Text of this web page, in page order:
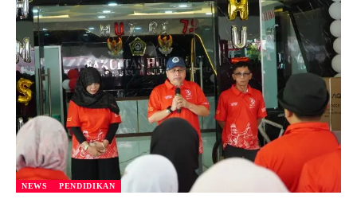
NEWS PENDIDIKAN